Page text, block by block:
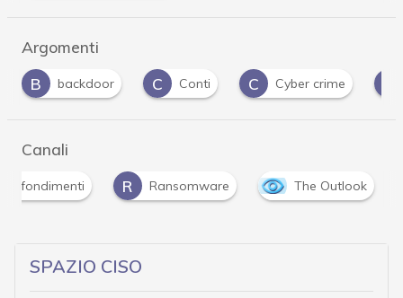
Argomenti
C
Conti Cyber crime C Cybercriminali
Canali
R Ransomware The Outlook
SPAZIO CISO